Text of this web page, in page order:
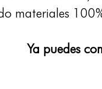
materiales
Ya puedes